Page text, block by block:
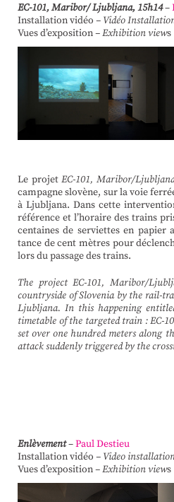
EC-​​101, Maribor/​ Ljubljana, 15h14–
Installation vidéo – Vidéo
Vues d’exposition– Exhibition views
Le projetEC-​​101, Maribor/​
cam­pagne slovène, sur la voie
à Lju­bljana. Dans cette
réfé­rence et l’horaire des trains
cen­taines de ser­viettes en papier
tance de cent mètres pour
lors du passage des trains.
The project EC-​​101, Maribor/​
countryside of Slovenia by the rail-
Ljubljana. In this happening
timetable of the targeted train : EC-
set over one hundred meters along
attack suddenly triggered by the
Enlèvement–Paul Destieu
Installation vidéo – Video
Vues d’exposition– Exhibition views